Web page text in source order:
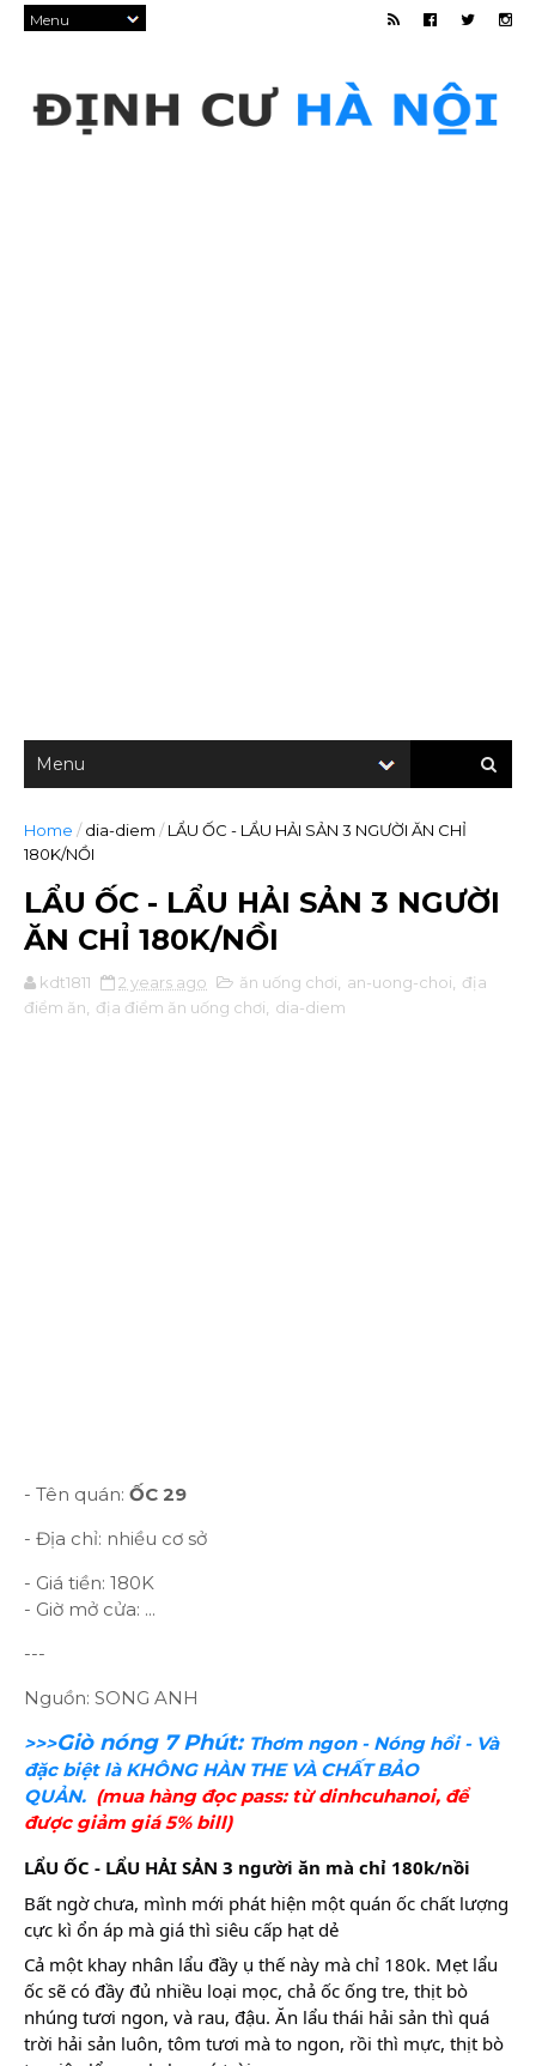
Home / dia-diem / LẨU ỐC - LẨU HẢI SẢN 3 NGƯỜI ĂN CHỈ
180K/NỒI
LẨU ỐC - LẨU HẢI SẢN 3 NGƯỜI
ĂN CHỈ 180K/NỒI
kdt1811 2 years ago ăn uống chơi an-uong-choi
địa
điểm ăn
địa điểm ăn uống chơi dia-diem
- Tên quán: ỐC 29
- Địa chỉ: nhiều cơ sở
- Giá tiền: 180K
- Giờ mở cửa: ...
---
Nguồn: SONG ANH
>>>Giò nóng 7 Phút: Thơm ngon - Nóng hổi - Và
đặc biệt là KHÔNG HÀN THE VÀ CHẤT BẢO
QUẢN. (mua hàng đọc pass: từ dinhcuhanoi, để
được giảm giá 5% bill)
LẨU ỐC - LẨU HẢI SẢN 3 người ăn mà chỉ 180k/nồi
Bất ngờ chưa, mình mới phát hiện một quán ốc chất lượng
cực kì ổn áp mà giá thì siêu cấp hạt dẻ
Cả một khay nhân lẩu đầy ụ thế này mà chỉ 180k. Mẹt lẩu
ốc sẽ có đầy đủ nhiều loại mọc, chả ốc ống tre, thịt bò
nhúng tươi ngon, và rau, đậu. Ăn lẩu thái hải sản thì quá
trời hải sản luôn, tôm tươi mà to ngon, rồi thì mực, thịt bò